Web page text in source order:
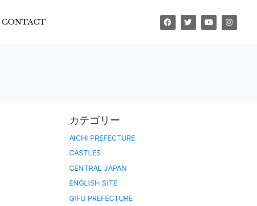
CONTACT
カテゴリー
AICHI PREFECTURE
CASTLES
CENTRAL JAPAN
ENGLISH SITE
GIFU PREFECTURE